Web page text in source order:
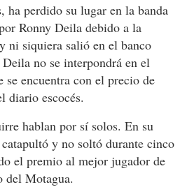
ha perdido su lugar en la banda
Ronny Deila debido a la
ni siquiera salió en el banco
no se interpondrá en el
se encuentra con el precio de
diario escocés.
hablan por sí solos. En su
y no soltó durante cinco
el premio al mejor jugador de
del Motagua.